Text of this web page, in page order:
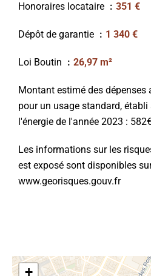
Honoraires locataire 351 €
Dépôt de garantie 1 340 €
Loi Boutin 26,97 m²
Montant estimé des dépenses
pour un usage standard,
l'énergie de l'année 2023 :
Les informations sur les
est exposé sont disponibles
www.georisques.gouv.fr
+